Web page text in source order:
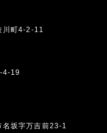
川町4-2-11
4-19
名坂字万吉前23-1